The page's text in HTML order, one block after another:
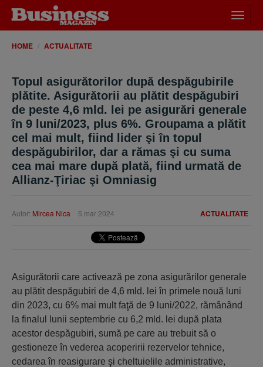
meniu
HOME ACTUALITATE
Topul asigurătorilor după despăgubirile
plătite. Asigurătorii au plătit despăgubiri
de peste 4,6 mld. lei pe asigurări generale
în 9 luni/2023, plus 6%. Groupama a plătit
cel mai mult, fiind lider şi în topul
despăgubirilor, dar a rămas şi cu suma
cea mai mare după plată, fiind urmată de
Allianz-Ţiriac şi Omniasig
ACTUALITATE
Autor: Mircea Nica 5 mar 2024
Asigurătorii care activează pe zona asigurărilor generale
au plătit despăgubiri de 4,6 mld. lei în primele nouă luni
din 2023, cu 6% mai mult faţă de 9 luni/2022, rămânând
la finalul lunii septembrie cu 6,2 mld. lei după plata
acestor despăgubiri, sumă pe care au trebuit să o
gestioneze în vederea acoperirii rezervelor tehnice,
cedarea în reasigurare şi cheltuielile administrative,